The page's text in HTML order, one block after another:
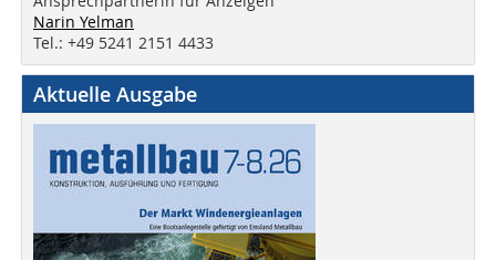
Narin Yelman
Tel.: +49 5241 2151 4433
Aktuelle Ausgabe